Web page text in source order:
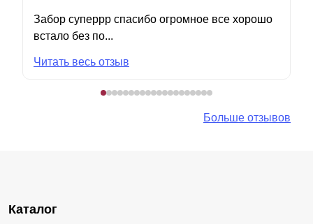
Забор суперрр спасибо огромное все хорошо
встало без по...
Читать весь отзыв
Больше отзывов
Каталог